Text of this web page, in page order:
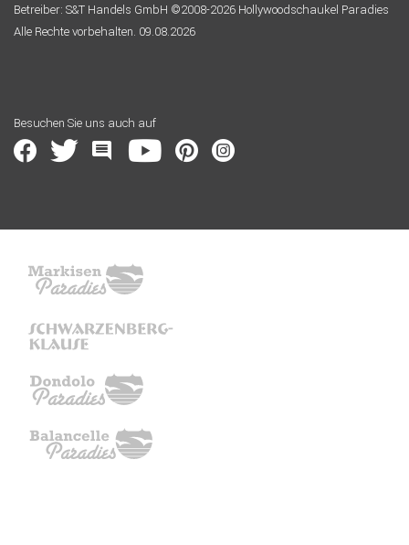
Betreiber: S&T Handels GmbH ©2008-2026 Hollywoodschaukel Paradies
Alle Rechte vorbehalten. 09.08.2026
Besuchen Sie uns auch auf